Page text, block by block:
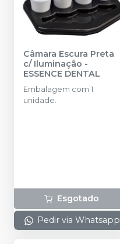
Câmara Escura Preta
c/ Iluminação -
ESSENCE DENTAL
Embalagem com 1
unidade.
Esgotado
Pedir via Whatsapp